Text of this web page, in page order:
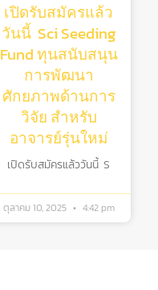
เปิดรับสมัครแล้ว
วันนี้ Sci Seeding
Fund ทุนสนับสนุน
การพัฒนา
ศักยภาพด้านการ
วิจัย สําหรับ
อาจารย์รุ่นใหม่
เปิดรับสมัครแล้ววันนี้ S
ตุลาคม 10, 2025 4:42 pm